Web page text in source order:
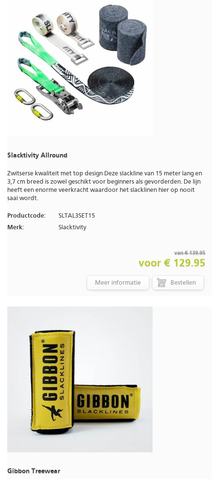
Slacktivity Allround
Zwitserse kwaliteit met top design Deze slackline van 15 meter lang en
3,7 cm breed is zowel geschikt voor beginners als gevorderden. De lijn
heeft een enorme veerkracht waardoor het slacklinen hier op nooit
saai wordt.
Productcode:
SLTAL3SET15
Merk:
Slacktivity
van € 139.95
voor € 129.95
Meer informatie
Gibbon Treewear